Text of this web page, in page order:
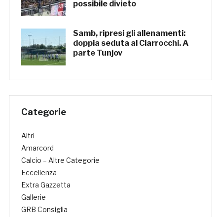
possibile divieto
Samb, ripresi gli allenamenti:
doppia seduta al Ciarrocchi. A
parte Tunjov
Categorie
Altri
Amarcord
Calcio – Altre Categorie
Eccellenza
Extra Gazzetta
Gallerie
GRB Consiglia